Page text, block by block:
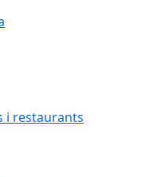
i restaurants